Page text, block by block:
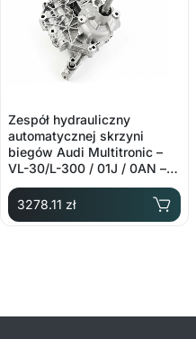
Zespół hydrauliczny
automatycznej skrzyni
biegów Audi Multitronic –
VL-30/L-300 / 01J / 0AN –
OE: 01J927156CQ
3278.11 zł